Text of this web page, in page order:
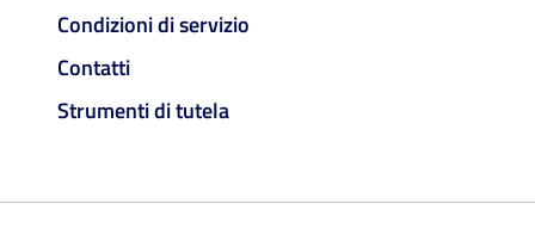
Condizioni di servizio
Contatti
Strumenti di tutela